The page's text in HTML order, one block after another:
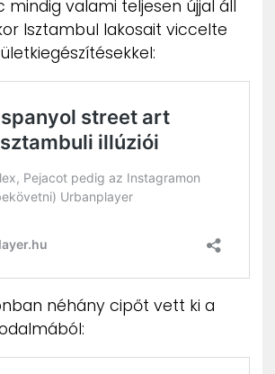
mindig valami teljesen újjal áll
Isztambul lakosait viccelte
néhány cipőt vett ki a